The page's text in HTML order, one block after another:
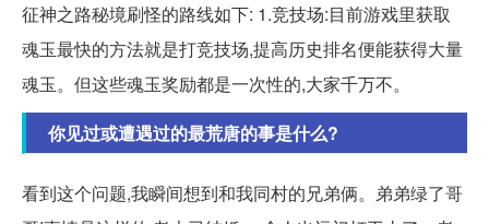
征神之路秘境刷怪的路线如下: 1.竞技场:目前游戏里获取
魂玉最快的方法就是打竞技场,提高历史排名便能获得大量
魂玉。但这些魂玉奖励都是一次性的,大家千万不。
你见过或遭遇过的最荒唐的事是什么?
看到这个问题,我瞬间想到和我同村的兄弟俩。弟弟绿了哥